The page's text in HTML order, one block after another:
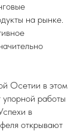
на рынке.
Осетии в этом
упорной работы
в
открывают